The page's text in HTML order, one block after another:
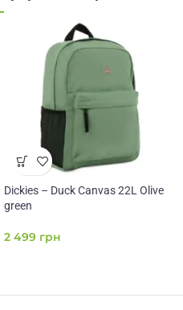
Dickies – Duck Canvas 22L Olive
green
2 499 грн